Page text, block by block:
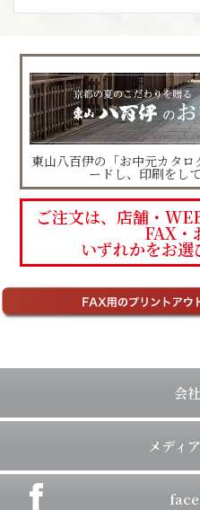
東山八百伊の「お中元カタ
ードし、印刷をし
ご注文は、店舗・
FAX・
いずれかをお選
会
メディ